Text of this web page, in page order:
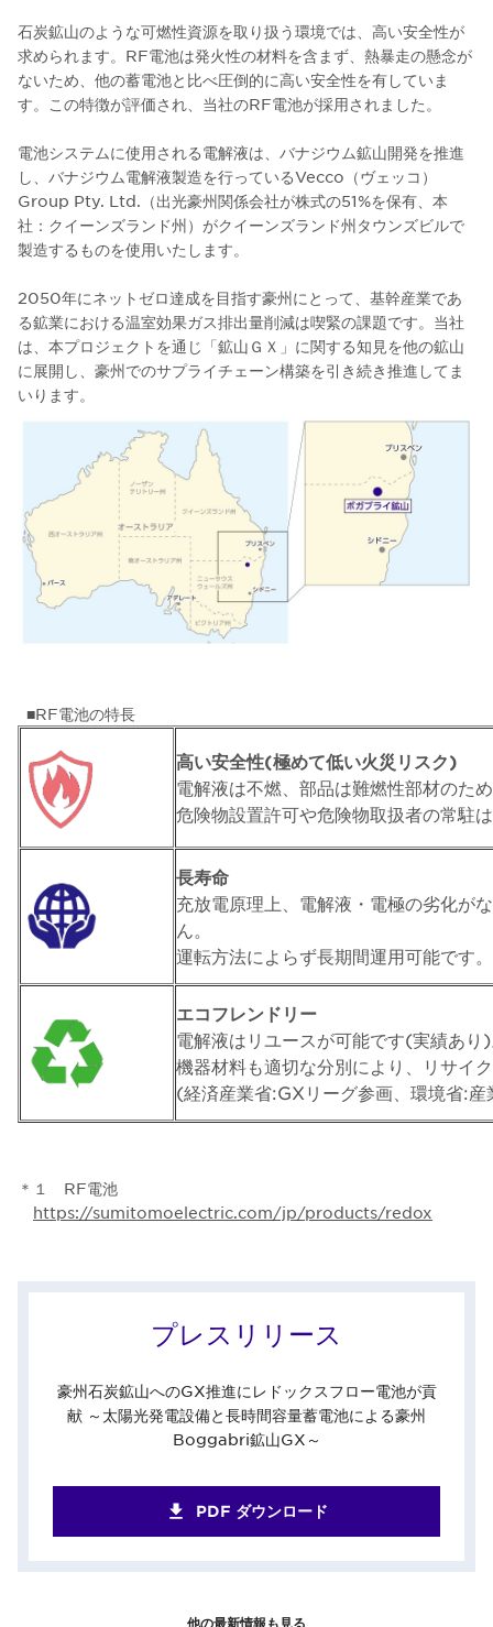
石炭鉱山のような可燃性資源を取り扱う環境では、高い安全性が
求められます。RF電池は発火性の材料を含まず、熱暴走の懸念が
ないため、他の蓄電池と比べ圧倒的に高い安全性を有していま
す。この特徴が評価され、当社のRF電池が採用されました。
電池システムに使用される電解液は、バナジウム鉱山開発を推進
し、バナジウム電解液製造を行っているVecco（ヴェッコ）
Group Pty. Ltd.（出光豪州関係会社が株式の51%を保有、本
社：クイーンズランド州）がクイーンズランド州タウンズビルで
製造するものを使用いたします。
2050年にネットゼロ達成を目指す豪州にとって、基幹産業であ
る鉱業における温室効果ガス排出量削減は喫緊の課題です。当社
は、本プロジェクトを通じ「鉱山ＧＸ」に関する知見を他の鉱山
に展開し、豪州でのサプライチェーン構築を引き続き推進してま
いります。
■RF電池の特長
高い安全性(極めて低い火災リスク)
電解液は不燃、部品は難燃性部材のた
危険物設置許可や危険物取扱者の常駐
長寿命
充放電原理上、電解液・電極の劣化が
ん。
運転方法によらず長期間運用可能です。
エコフレンドリー
電解液はリユースが可能です(実績あり
機器材料も適切な分別により、リサイ
(経済産業省:GXリーグ参画、環境省:
＊１ RF電池
https://sumitomoelectric.com/jp/products/redox
プレスリリース
豪州石炭鉱山へのGX推進にレドックスフロー電池が貢
献 ～太陽光発電設備と長時間容量蓄電池による豪州
Boggabri鉱山GX～
PDF ダウンロード
他の最新情報も見る